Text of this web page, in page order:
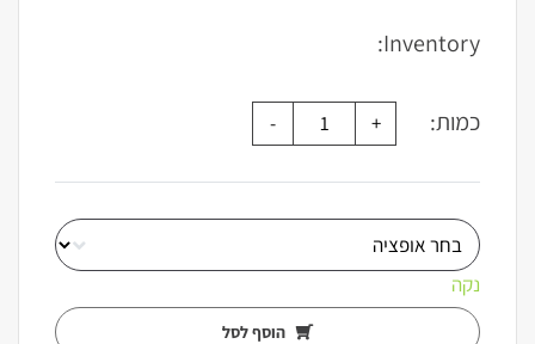
Inventory:
כמות:
נקה
הוסף לסל